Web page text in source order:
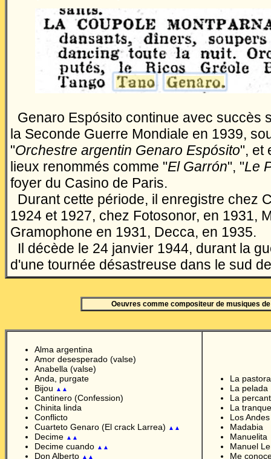
Genaro Espósito continue avec succès
la Seconde Guerre Mondiale en 1939,
"Orchestre argentin Genaro Espósito", et
lieux renommés comme "El Garrón", "Le
foyer du Casino de Paris.
Durant cette période, il enregistre chez
1924 et 1927, chez Fotosonor, en 1931,
Gramophone en 1931, Decca, en 1935.
Il décède le 24 janvier 1944, durant la
d'une tournée désastreuse dans le sud
Oeuvres comme compositeur de musiques
Alma argentina
Amor desesperado (valse)
Anabella (valse)
Anda, purgate
Bijou
▲▲
Cantinero (Confession)
Chinita linda
Conflicto
Cuarteto Genaro (El crack Larrea)
▲▲
Decime ▲▲
Decime cuando ▲▲
Don Alberto ▲▲
La
La pelada
La
La
Los Andes
Madabia
Manuelita
Manuel
Me